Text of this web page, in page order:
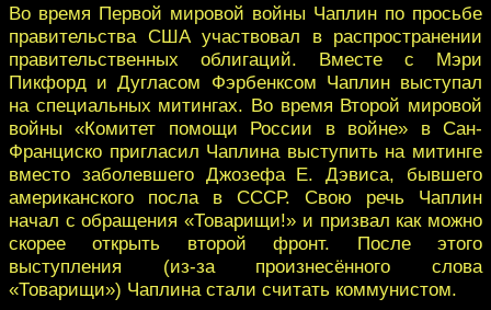
Во время Первой мировой войны Чаплин по просьбе
правительства США участвовал в распространении
правительственных облигаций. Вместе с Мэри
Пикфорд и Дугласом Фэрбенксом Чаплин выступал
на специальных митингах. Во время Второй мировой
войны «Комитет помощи России в войне» в Сан-
Франциско пригласил Чаплина выступить на митинге
вместо заболевшего Джозефа Е. Дэвиса, бывшего
американского посла в СССР. Свою речь Чаплин
начал с обращения «Товарищи!» и призвал как можно
скорее открыть второй фронт. После этого
выступления (из-за произнесённого слова
«Товарищи») Чаплина стали считать коммунистом.